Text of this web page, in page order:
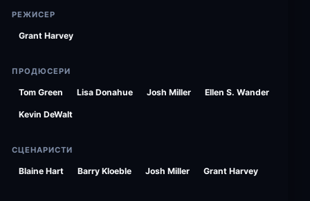
РЕЖИСЕР
Grant Harvey
ПРОДЮСЕРИ
Tom Green Lisa Donahue Josh Miller Ellen S. Wander
Kevin DeWalt
СЦЕНАРИСТИ
Blaine Hart Barry Kloeble Josh Miller Grant Harvey